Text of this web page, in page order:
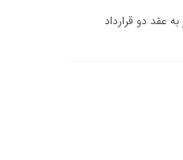
عقد دو قرارداد